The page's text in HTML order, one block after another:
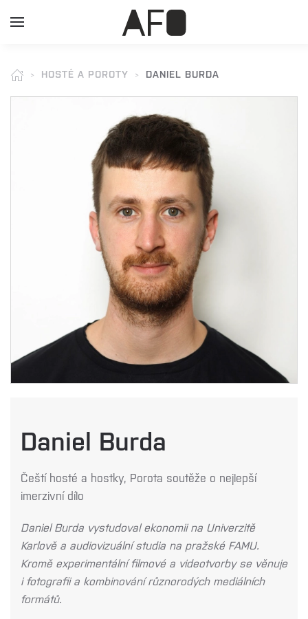
HOSTÉ A POROTY DANIEL BURDA
Daniel Burda
Čeští hosté a hostky, Porota soutěže o nejlepší
imerzivní dílo
Daniel Burda vystudoval ekonomii na Univerzitě
Karlově a audiovizuální studia na pražské FAMU.
Kromě experimentální filmové a videotvorby se věnuje
i fotografii a kombinování různorodých mediálních
formátů.